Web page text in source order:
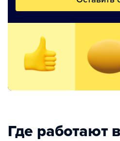
Где работают